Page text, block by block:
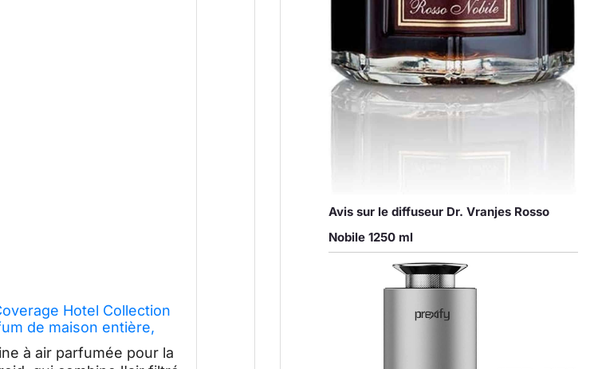
Hotel Collection
de maison entière,
à air parfumée pour la
Avis sur le diffuseur Dr. Vranjes Rosso
Nobile 1250 ml